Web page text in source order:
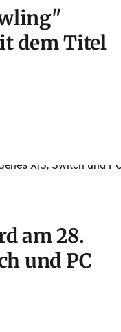
dem Titel
am 28.
und PC